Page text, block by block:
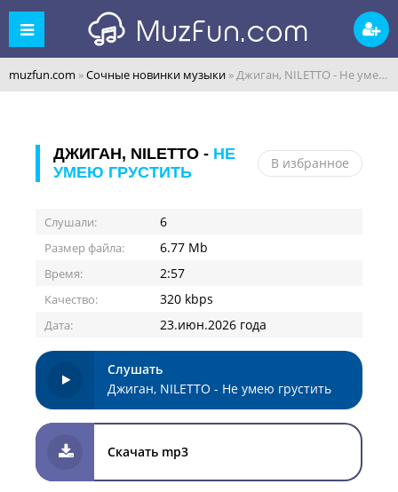
muzfun.com »Сочные новинки музыки » Джиган, NILETTO - Не умею грустить
ДЖИГАН, NILETTO - НЕ
УМЕЮ ГРУСТИТЬ
В избранное
Слушали: 6
Размер файла: 6.77 Mb
Время: 2:57
Качество: 320 kbps
Дата: 23.июн.2026 года
Слушать
Джиган, NILETTO - Не умею грустить
Скачать mp3